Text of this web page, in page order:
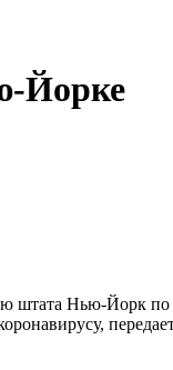
Йорке
штата Нью-Йорк